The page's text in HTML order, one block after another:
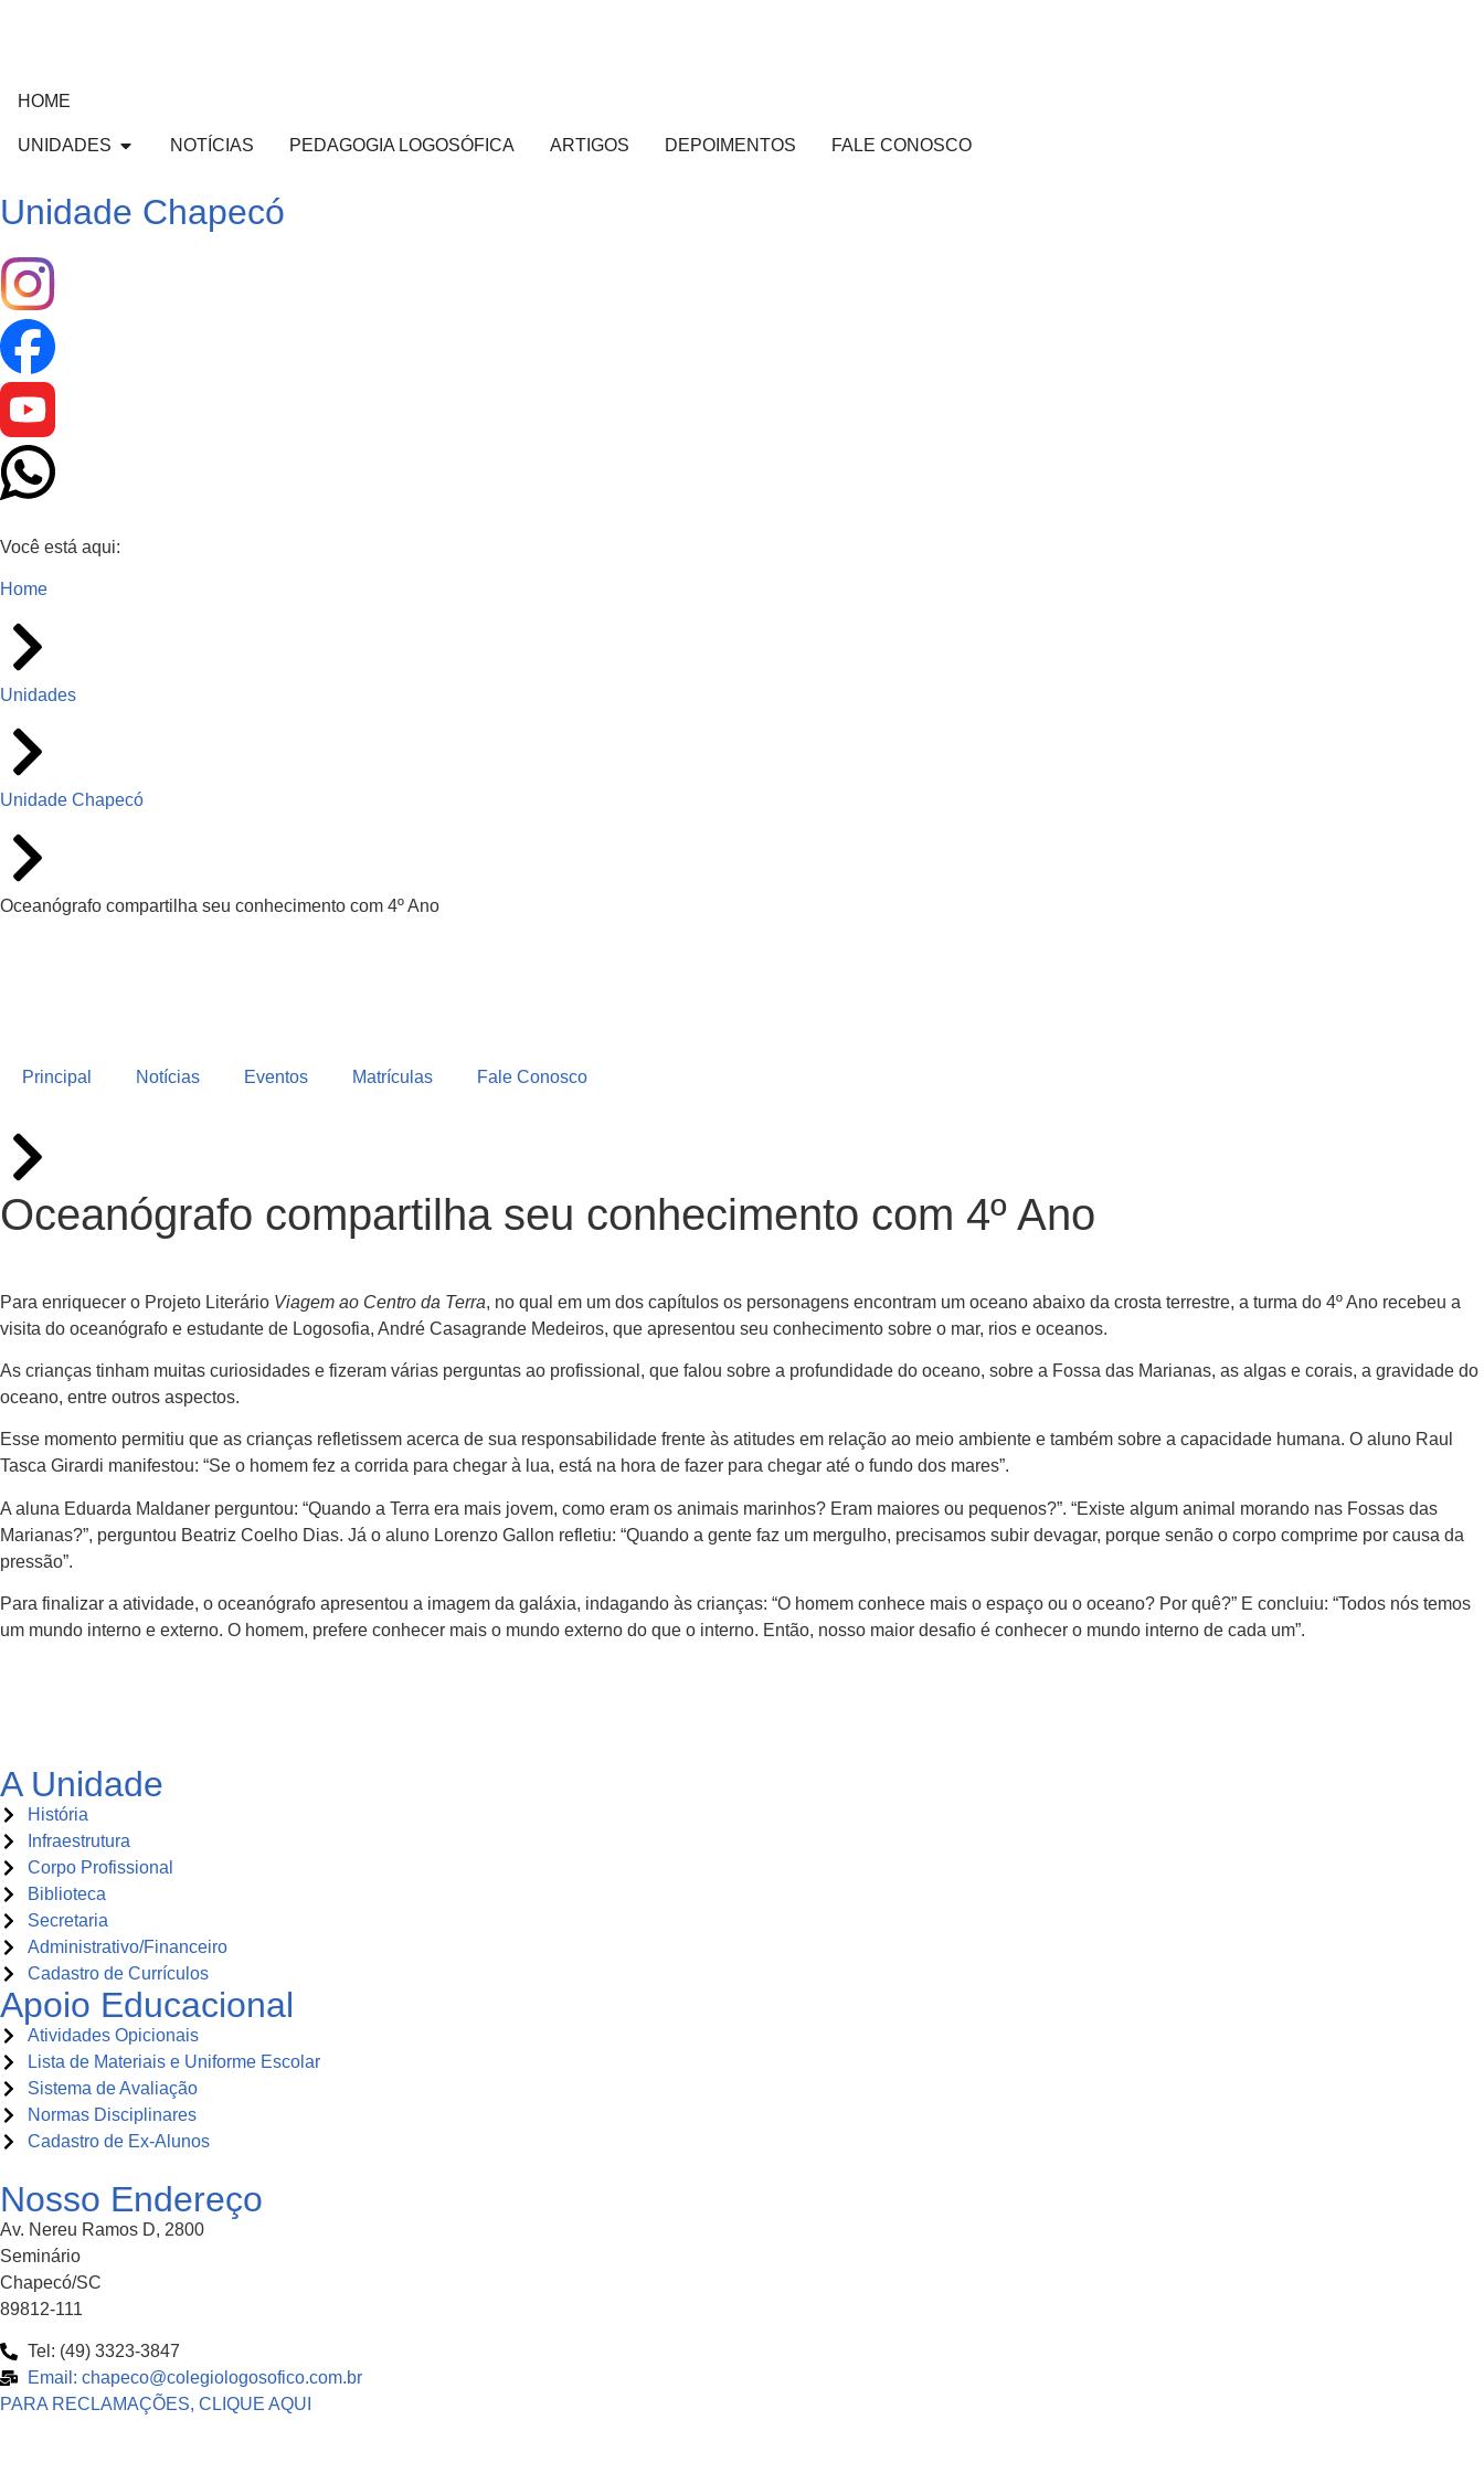
HOME
UNIDADES NOTÍCIAS PEDAGOGIA LOGOSÓFICA ARTIGOS DEPOIMENTOS FALE CONOSCO
Unidade Chapecó
Você está aqui:
Home
Unidades
Unidade Chapecó
Oceanógrafo compartilha seu conhecimento com 4º Ano
Principal Notícias Eventos Matrículas Fale Conosco
Oceanógrafo compartilha seu conhecimento com 4º Ano
Para enriquecer o Projeto Literário Viagem ao Centro da Terra, no qual em um dos capítulos os personagens encontram um oceano abaixo da crosta terrestre, a turma do 4º Ano recebeu a
visita do oceanógrafo e estudante de Logosofia, André Casagrande Medeiros, que apresentou seu conhecimento sobre o mar, rios e oceanos.
As crianças tinham muitas curiosidades e fizeram várias perguntas ao profissional, que falou sobre a profundidade do oceano, sobre a Fossa das Marianas, as algas e corais, a gravidade do
oceano, entre outros aspectos.
Esse momento permitiu que as crianças refletissem acerca de sua responsabilidade frente às atitudes em relação ao meio ambiente e também sobre a capacidade humana. O aluno Raul
Tasca Girardi manifestou: “Se o homem fez a corrida para chegar à lua, está na hora de fazer para chegar até o fundo dos mares”.
A aluna Eduarda Maldaner perguntou: “Quando a Terra era mais jovem, como eram os animais marinhos? Eram maiores ou pequenos?”. “Existe algum animal morando nas Fossas das
Marianas?”, perguntou Beatriz Coelho Dias. Já o aluno Lorenzo Gallon refletiu: “Quando a gente faz um mergulho, precisamos subir devagar, porque senão o corpo comprime por causa da
pressão”.
Para finalizar a atividade, o oceanógrafo apresentou a imagem da galáxia, indagando às crianças: “O homem conhece mais o espaço ou o oceano? Por quê?” E concluiu: “Todos nós temos
um mundo interno e externo. O homem, prefere conhecer mais o mundo externo do que o interno. Então, nosso maior desafio é conhecer o mundo interno de cada um”.
A Unidade
História
Infraestrutura
Corpo Profissional
Biblioteca
Secretaria
Administrativo/Financeiro
Cadastro de Currículos
Apoio Educacional
Atividades Opicionais
Lista de Materiais e Uniforme Escolar
Sistema de Avaliação
Normas Disciplinares
Cadastro de Ex-Alunos
Nosso Endereço
Av. Nereu Ramos D, 2800
Seminário
Chapecó/SC
89812-111
Tel: (49) 3323-3847
Email: chapeco@colegiologosofico.com.br
PARA RECLAMAÇÕES, CLIQUE AQUI